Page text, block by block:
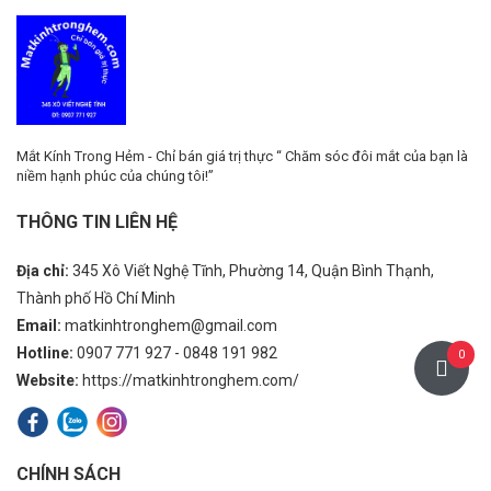
Ngày
Mắt Kính Trong Hẻm - Chỉ bán giá trị thực “ Chăm sóc đôi mắt của bạn là
niềm hạnh phúc của chúng tôi!”
THÔNG TIN LIÊN HỆ
Địa chỉ: 345 Xô Viết Nghệ Tĩnh, Phường 14, Quận Bình Thạnh,
Thành phố Hồ Chí Minh
Email: matkinhtronghem@gmail.com
Hotline: 0907 771 927 - 0848 191 982
Website: https://matkinhtronghem.com/
CHÍNH SÁCH
0